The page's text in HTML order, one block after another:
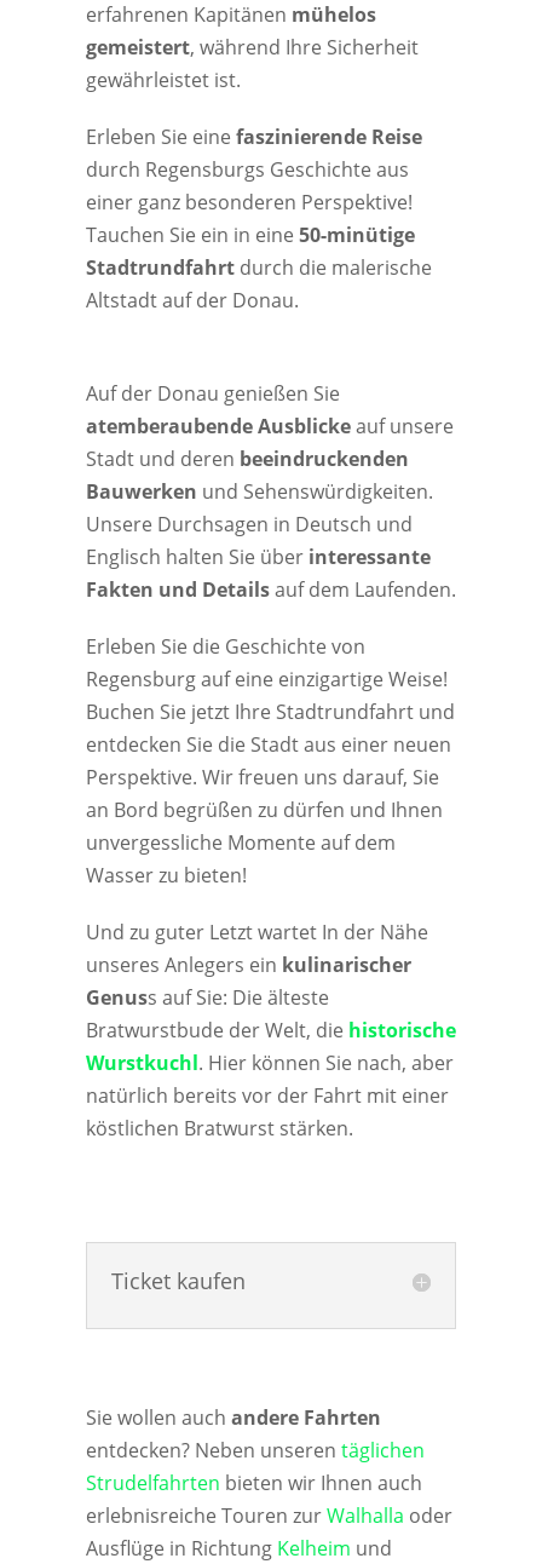
erfahrenen Kapitänen mühelos
gemeistert, während Ihre Sicherheit
gewährleistet ist.
Erleben Sie eine faszinierende Reise
durch Regensburgs Geschichte aus
einer ganz besonderen Perspektive!
Tauchen Sie ein in eine 50-minütige
Stadtrundfahrtdurch die malerische
Altstadt auf der Donau.
Auf der Donau genießen Sie
atemberaubende Ausblickeauf unsere
Stadt und deren beeindruckenden
Bauwerken und Sehenswürdigkeiten.
Unsere Durchsagen in Deutsch und
Englisch halten Sie über interessante
Fakten und Detailsauf dem Laufenden.
Erleben Sie die Geschichte von
Regensburg auf eine einzigartige Weise!
Buchen Sie jetzt Ihre Stadtrundfahrt und
entdecken Sie die Stadt aus einer neuen
Perspektive. Wir freuen uns darauf, Sie
an Bord begrüßen zu dürfen und Ihnen
unvergessliche Momente auf dem
Wasser zu bieten!
Und zu guter Letzt wartet In der Nähe
unseres Anlegers ein kulinarischer
Genuss auf Sie: Die älteste
Bratwurstbude der Welt, die historische
Wurstkuchl. Hier können Sie nach, aber
natürlich bereits vor der Fahrt mit einer
köstlichen Bratwurst stärken.
Ticket kaufen
Sie wollen auch andere Fahrten
entdecken? Neben unseren täglichen
Strudelfahrten bieten wir Ihnen auch
erlebnisreiche Touren zurWalhalla oder
Ausflüge in Richtung Kelheim und